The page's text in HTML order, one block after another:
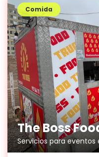
The Boss
Servicios para eventos
Comida